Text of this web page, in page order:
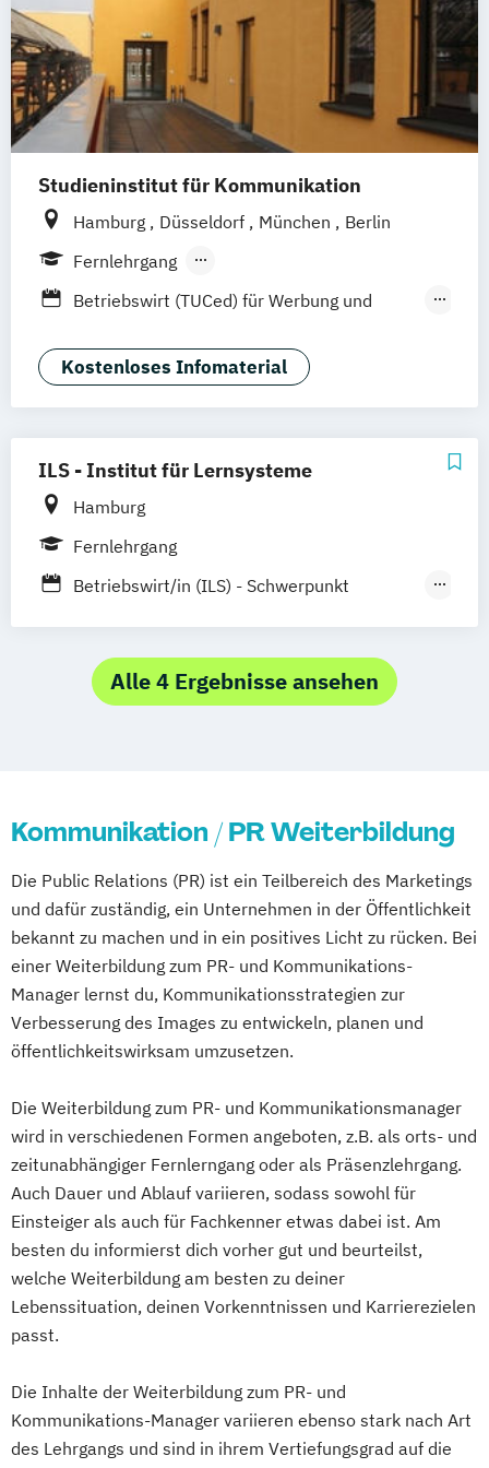
Studieninstitut für Kommunikation
Hamburg Düsseldorf München
Berlin
Fernlehrgang
Berufsbegleitender Präsenzlehrgang
Betriebswirt (TUCed) für Werbung und
Digital Marketing Manager (IHK)
Kommunikationsmanager (IHK)
Kostenloses Infomaterial
ILS - Institut für Lernsysteme
Hamburg
Fernlehrgang
Betriebswirt/in (ILS) - Schwerpunkt
E-Commerce-Manager/in
E-Commerce-Manager/in (IHK)
Marketing und Marktforschung
Online-Marketing-Manager/in
Online-Redakteur/in - Online-Texter
Sales Manager/in
Social Media Manager/in
Staatlich geprüfte/r Betriebswirt/in -
Schwerpunkt Absatzwirtschaft/Marketing
Werbetexter/in - AV-Medien und online
Werbetexter/in - Printwerbung und
Kampagnen
Werbetexter/in und Konzeptioner/in
Alle 4 Ergebnisse ansehen
Kommunikation / PR Weiterbildung
Die Public Relations (PR) ist ein Teilbereich des Marketings
und dafür zuständig, ein Unternehmen in der Öffentlichkeit
bekannt zu machen und in ein positives Licht zu rücken. Bei
einer Weiterbildung zum PR- und Kommunikations-
Manager lernst du, Kommunikationsstrategien zur
Verbesserung des Images zu entwickeln, planen und
öffentlichkeitswirksam umzusetzen.
Die Weiterbildung zum PR- und Kommunikationsmanager
wird in verschiedenen Formen angeboten, z.B. als orts- und
zeitunabhängiger Fernlerngang oder als Präsenzlehrgang.
Auch Dauer und Ablauf variieren, sodass sowohl für
Einsteiger als auch für Fachkenner etwas dabei ist. Am
besten du informierst dich vorher gut und beurteilst,
welche Weiterbildung am besten zu deiner
Lebenssituation, deinen Vorkenntnissen und Karrierezielen
passt.
Die Inhalte der Weiterbildung zum PR- und
Kommunikations-Manager variieren ebenso stark nach Art
des Lehrgangs und sind in ihrem Vertiefungsgrad auf die